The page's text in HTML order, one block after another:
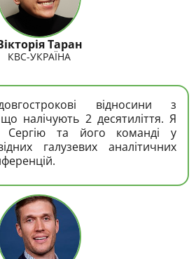
Таран
КВС-УКРАЇНА
відносини з
налічують 2 десятиліття. Я
Сергію та його команді у
галузевих аналітичних